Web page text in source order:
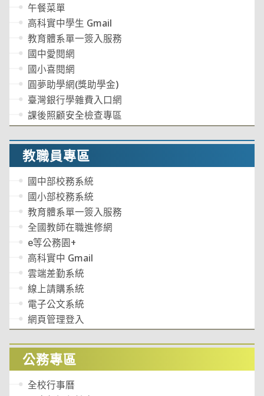
午餐菜單
高科實中學生 Gmail
教育體系單一簽入服務
國中愛閱網
國小喜閱網
圓夢助學網(獎助學金)
臺灣銀行學雜費入口網
課後照顧安全檢查專區
教職員專區
國中部校務系統
國小部校務系統
教育體系單一簽入服務
全國教師在職進修網
e等公務園+
高科實中 Gmail
雲端差勤系統
線上請購系統
電子公文系統
網頁管理登入
公務專區
全校行事曆